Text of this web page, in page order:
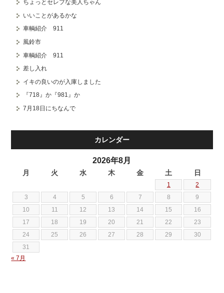
ちょっとセレブな美人ちゃん
いいことがあるかな
車輌紹介 911
風鈴市
車輌紹介 911
差し入れ
イキの良いのが入庫しました
『718』か『981』か
7月18日にちなんで
カレンダー
2026年8月
月 火 水 木 金 土 日
1
2
3
4 5 6 7 8
9
10
11 12 13 14 15
16
17
18 19 20 21 22
23
24
25 26 27 28 29
30
31
« 7月